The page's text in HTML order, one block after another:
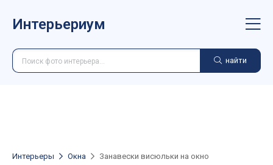
Интерьериум
найти
Интерьеры Окна Занавески висюльки на окно